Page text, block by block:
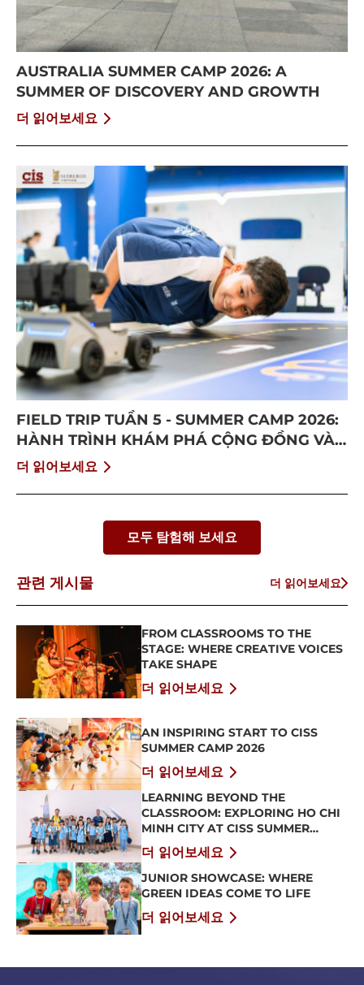
AUSTRALIA SUMMER CAMP 2026: A
SUMMER OF DISCOVERY AND GROWTH
더 읽어보세요
FIELD TRIP TUẦN 5 - SUMMER CAMP 2026:
HÀNH TRÌNH KHÁM PHÁ CỘNG ĐỒNG VÀ
BỨT PHÁ BẢN THÂN
더 읽어보세요
모두 탐험해 보세요
관련 게시물 더 읽어보세요
FROM CLASSROOMS TO THE
STAGE: WHERE CREATIVE VOICES
TAKE SHAPE
더 읽어보세요
AN INSPIRING START TO CISS
SUMMER CAMP 2026
더 읽어보세요
LEARNING BEYOND THE
CLASSROOM: EXPLORING HO CHI
MINH CITY AT CISS SUMMER
CAMP 2026
더 읽어보세요
JUNIOR SHOWCASE: WHERE
GREEN IDEAS COME TO LIFE
더 읽어보세요